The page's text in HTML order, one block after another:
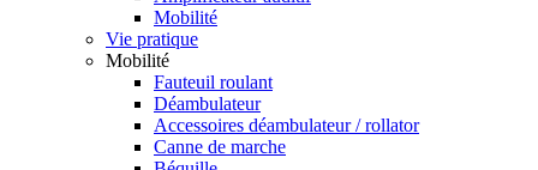
Mobilité
Vie pratique
Mobilité
Fauteuil roulant
Déambulateur
Accessoires déambulateur / rollator
Canne de marche